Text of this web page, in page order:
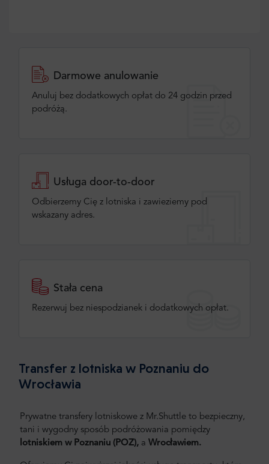
Darmowe anulowanie
Anuluj bez dodatkowych opłat do 24 godzin przed
podróżą.
Usługa door-to-door
Odbierzemy Cię z lotniska i zawieziemy pod
wskazany adres.
Stała cena
Rezerwuj bez niespodzianek i dodatkowych opłat.
Transfer z lotniska w Poznaniu do
Wrocławia
Prywatne transfery lotniskowe z Mr.Shuttle to bezpieczny,
tani i wygodny sposób podróżowania pomiędzy
lotniskiem w Poznaniu (POZ), a Wrocławiem.